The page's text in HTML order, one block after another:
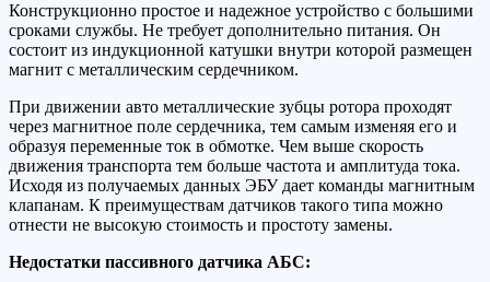
Конструкционно простое и надежное устройство с большими
сроками службы. Не требует дополнительно питания. Он
состоит из индукционной катушки внутри которой размещен
магнит с металлическим сердечником.
При движении авто металлические зубцы ротора проходят
через магнитное поле сердечника, тем самым изменяя его и
образуя переменные ток в обмотке. Чем выше скорость
движения транспорта тем больше частота и амплитуда тока.
Исходя из получаемых данных ЭБУ дает команды магнитным
клапанам. К преимуществам датчиков такого типа можно
отнести не высокую стоимость и простоту замены.
Недостатки пассивного датчика АБС: